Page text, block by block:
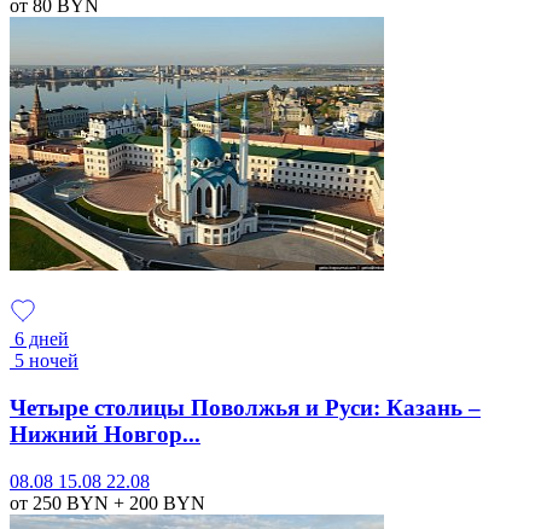
от 80 BYN
6 дней
5 ночей
Четыре столицы Поволжья и Руси: Казань –
Нижний Новгор...
08.08 15.08 22.08
от 250 BYN + 200 BYN